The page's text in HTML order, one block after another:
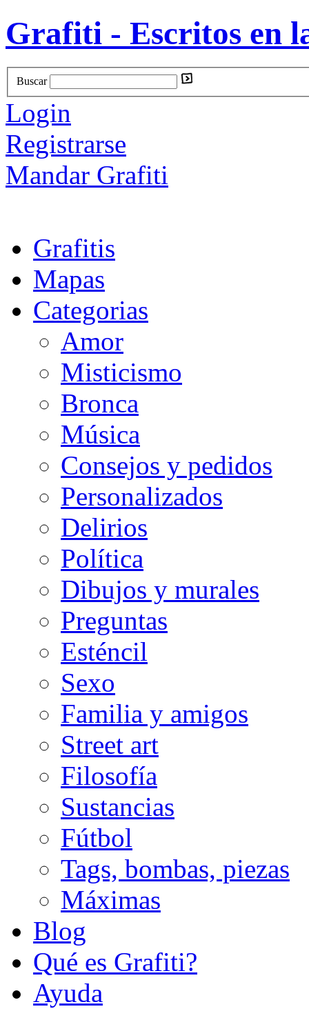
Grafiti - Escritos en
Buscar
Login
Registrarse
Mandar Grafiti
Grafitis
Mapas
Categorias
Amor
Misticismo
Bronca
Música
Consejos y pedidos
Personalizados
Delirios
Política
Dibujos y murales
Preguntas
Esténcil
Sexo
Familia y amigos
Street art
Filosofía
Sustancias
Fútbol
Tags, bombas, piezas
Máximas
Blog
Qué es Grafiti?
Ayuda